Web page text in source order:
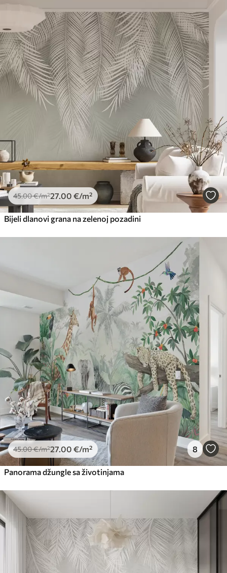
45.00€/m²27 .00 €/m²
Bijeli dlanovi grana na zelenoj pozadini
45.00€/m²27 .00 €/m² 8
Panorama džungle sa životinjama